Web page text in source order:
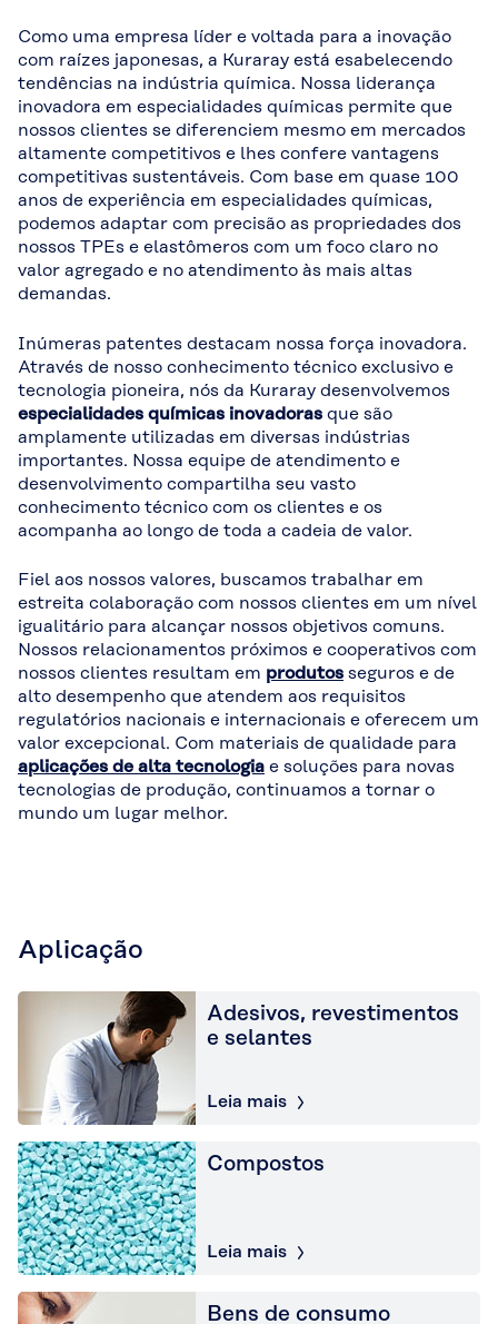
Como uma empresa líder e voltada para a inovação
com raízes japonesas, a Kuraray está esabelecendo
tendências na indústria química. Nossa liderança
inovadora em especialidades químicas permite que
nossos clientes se diferenciem mesmo em mercados
altamente competitivos e lhes confere vantagens
competitivas sustentáveis. Com base em quase 100
anos de experiência em especialidades químicas,
podemos adaptar com precisão as propriedades dos
nossos TPEs e elastômeros com um foco claro no
valor agregado e no atendimento às mais altas
demandas.
Inúmeras patentes destacam nossa força inovadora.
Através de nosso conhecimento técnico exclusivo e
tecnologia pioneira, nós da Kuraray desenvolvemos
especialidades químicas inovadoras que são
amplamente utilizadas em diversas indústrias
importantes. Nossa equipe de atendimento e
desenvolvimento compartilha seu vasto
conhecimento técnico com os clientes e os
acompanha ao longo de toda a cadeia de valor.
Fiel aos nossos valores, buscamos trabalhar em
estreita colaboração com nossos clientes em um nível
igualitário para alcançar nossos objetivos comuns.
Nossos relacionamentos próximos e cooperativos com
nossos clientes resultam em produtos seguros e de
alto desempenho que atendem aos requisitos
regulatórios nacionais e internacionais e oferecem um
valor excepcional. Com materiais de qualidade para
aplicações de alta tecnologia e soluções para novas
tecnologias de produção, continuamos a tornar o
mundo um lugar melhor.
Aplicação
Adesivos, revestimentos
e selantes
Leia mais
Compostos
Leia mais
Bens de consumo